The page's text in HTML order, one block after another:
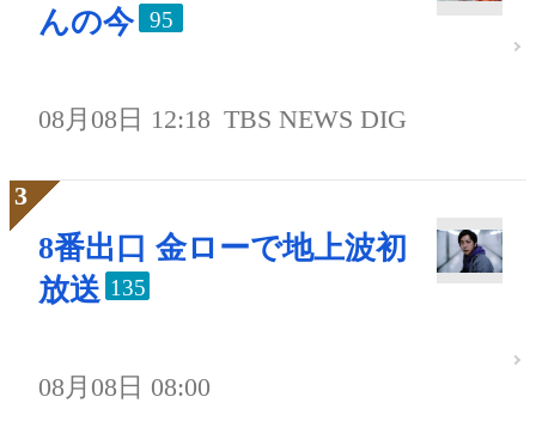
んの今
95
08月08日 12:18 TBS NEWS DIG
8番出口 金ローで地上波初
放送 135
08月08日 08:00